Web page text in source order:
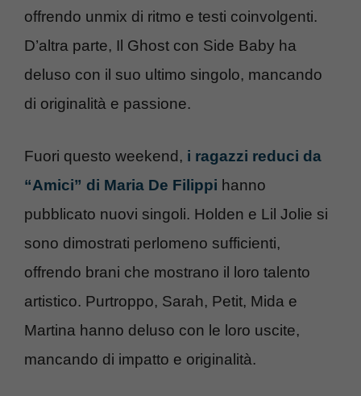
offrendo unmix di ritmo e testi coinvolgenti.
D’altra parte, Il Ghost con Side Baby ha
deluso con il suo ultimo singolo, mancando
di originalità e passione.
Fuori questo weekend, i ragazzi reduci da
“Amici” di Maria De Filippi hanno
pubblicato nuovi singoli. Holden e Lil Jolie si
sono dimostrati perlomeno sufficienti,
offrendo brani che mostrano il loro talento
artistico. Purtroppo, Sarah, Petit, Mida e
Martina hanno deluso con le loro uscite,
mancando di impatto e originalità.